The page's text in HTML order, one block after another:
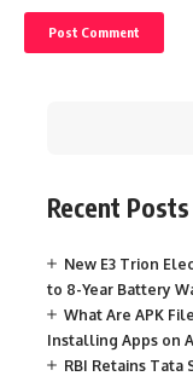
Recent Posts
New E3 Trion
to 8-Year Battery
What Are APK
Installing Apps on
RBI Retains Tata